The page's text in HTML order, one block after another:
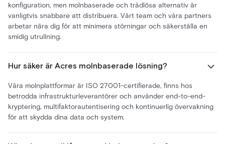
konfiguration, men molnbaserade och trådlösa alternativ är
vanligtvis snabbare att distribuera. Vårt team och våra partners
arbetar nära dig för att minimera störningar och säkerställa en
smidig utrullning.
Hur säker är Acres molnbaserade lösning?
Våra molnplattformar är ISO 27001-certifierade, finns hos
betrodda infrastrukturleverantörer och använder end-to-end-
kryptering, multifaktorautentisering och kontinuerlig övervakning
för att skydda dina data och system.